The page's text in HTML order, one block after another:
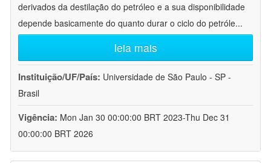
derivados da destilação do petróleo e a sua disponibilidade
depende basicamente do quanto durar o ciclo do petróle...
leia mais
Instituição/UF/País: Universidade de São Paulo - SP -
Brasil
Vigência: Mon Jan 30 00:00:00 BRT 2023-Thu Dec 31
00:00:00 BRT 2026